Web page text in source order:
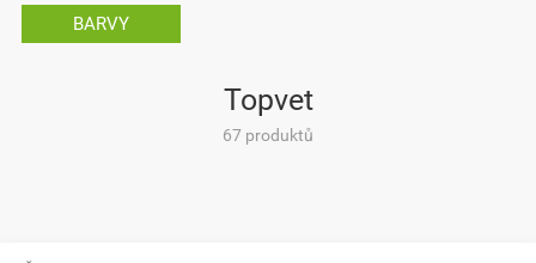
BARVY
Topvet
67 produktů